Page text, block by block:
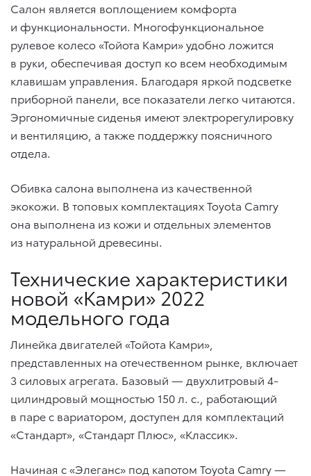
Салон является воплощением комфорта
и функциональности. Многофункциональное
рулевое колесо «Тойота Камри» удобно ложится
в руки, обеспечивая доступ ко всем необходимым
клавишам управления. Благодаря яркой подсветке
приборной панели, все показатели легко читаются.
Эргономичные сиденья имеют электрорегулировку
и вентиляцию, а также поддержку поясничного
отдела.
Обивка салона выполнена из качественной
экокожи. В топовых комплектациях Toyota Camry
она выполнена из кожи и отдельных элементов
из натуральной древесины.
Технические характеристики
новой «Камри» 2022
модельного года
Линейка двигателей «Тойота Камри»,
представленных на отечественном рынке, включает
3 силовых агрегата. Базовый — двухлитровый 4-
цилиндровый мощностью 150 л. с., работающий
в паре с вариатором, доступен для комплектаций
«Стандарт», «Стандарт Плюс», «Классик».
Начиная с «Элеганс» под капотом Toyota Camry —